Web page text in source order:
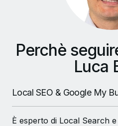
Perchè
Luca
Local SEO & Google My
È esperto di Local Search